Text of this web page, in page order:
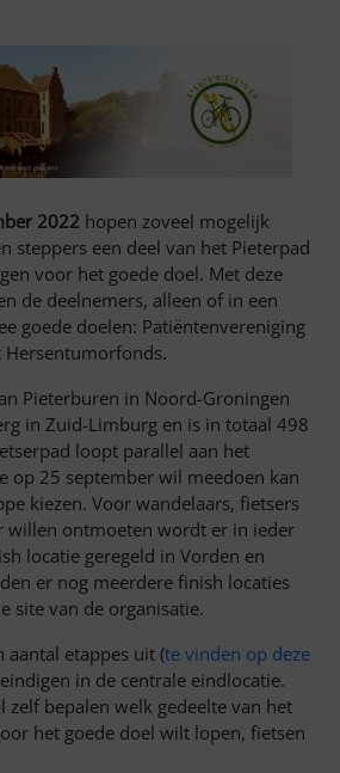
2022 hopen zoveel mogelijk
steppers een deel van het Pieterpad
voor het goede doel. Met deze
de deelnemers, alleen of in een
goede doelen: Patiëntenvereniging
Hersentumorfonds.
Pieterburen in Noord-Groningen
in Zuid-Limburg en is in totaal 498
loopt parallel aan het
op 25 september wil meedoen kan
kiezen. Voor wandelaars, fietsers
willen ontmoeten wordt er in ieder
locatie geregeld in Vorden en
er nog meerdere finish locaties
site van de organisatie.
aantal etappes uit (te vinden op deze
in de centrale eindlocatie.
zelf bepalen welk gedeelte van het
het goede doel wilt lopen, fietsen